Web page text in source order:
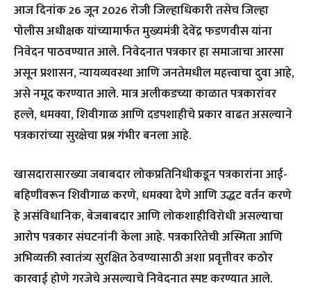
आज दिनांक 26 जून 2026 रोजी जिल्हाधिकारी तसेच जिल्हा
पोलीस अधीक्षक यांच्यामार्फत मुख्यमंत्री देवेंद्र फडणवीस यांना
निवेदन पाठवण्यात आले. निवेदनात पत्रकार हा समाजाचा आरसा
असून प्रशासन, न्यायव्यवस्था आणि जनतेमधील महत्त्वाचा दुवा आहे,
असे नमूद करण्यात आले. मात्र अलीकडच्या काळात पत्रकारांवर
हल्ले, धमक्या, शिवीगाळ आणि दडपशाहीचे प्रकार वाढत असल्याने
पत्रकारांच्या सुरक्षेचा प्रश्न गंभीर बनला आहे.
खासदारासारख्या जबाबदार लोकप्रतिनिधीकडून पत्रकारांना आई-
बहिणींवरून शिवीगाळ करणे, धमक्या देणे आणि उद्धट वर्तन करणे
हे असंविधानिक, बेजबाबदार आणि लोकशाहीविरोधी असल्याचा
आरोप पत्रकार संघटनांनी केला आहे. पत्रकारितेची अस्मिता आणि
अभिव्यक्ती स्वातंत्र्य सुरक्षित ठेवण्यासाठी अशा प्रवृत्तीवर कठोर
कारवाई होणे गरजेचे असल्याचे निवेदनात स्पष्ट करण्यात आले.